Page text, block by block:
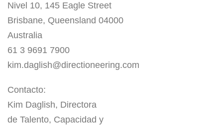
Nivel 10, 145 Eagle Street
Brisbane, Queensland 04000
Australia
61 3 9691 7900
kim.daglish@directioneering.com
Contacto:
Kim Daglish, Directora
de Talento, Capacidad y